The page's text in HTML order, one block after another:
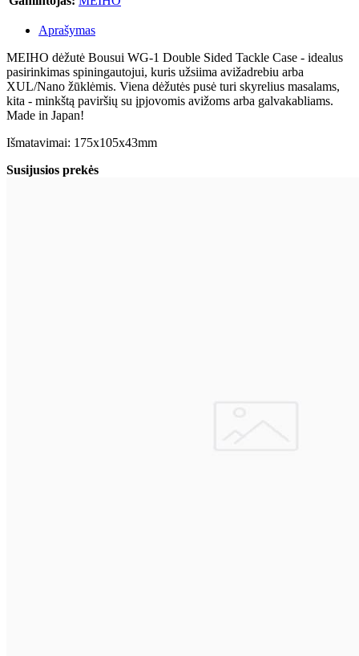
Aprašymas
MEIHO dėžutė Bousui WG-1 Double Sided Tackle Case - idealus
pasirinkimas spiningautojui, kuris užsiima avižadrebiu arba
XUL/Nano žūklėmis. Viena dėžutės pusė turi skyrelius masalams,
kita - minkštą paviršių su įpjovomis avižoms arba galvakabliams.
Made in Japan!
Išmatavimai: 175x105x43mm
Susijusios prekės